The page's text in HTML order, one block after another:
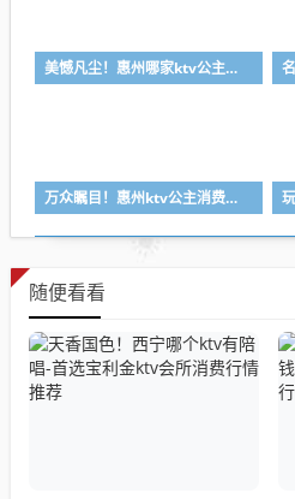
美憾凡尘！惠州哪家ktv公主漂亮-首选凯宾斯基ktv会所消费行情推荐
万众瞩目！惠州ktv公主消费一般多少钱-首选金莎汇ktv会所消费行情推荐
随便看看